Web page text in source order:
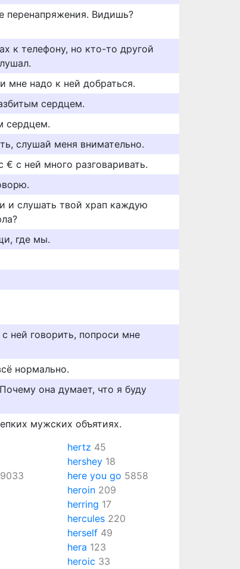
перенапряжения. Видишь?
к телефону, но кто-то другой
надо к ней добраться.
сердцем.
сердцем.
слушай меня внимательно.
с ней много разговаривать.
и слушать твой храп каждую
где мы.
ней говорить, попроси мне
нормально.
она думает, что я буду
мужских объятиях.
9033
hertz 45
hershey 18
here you go 5858
heroin 209
herring 17
hercules 220
herself 49
hera 123
heroic 33